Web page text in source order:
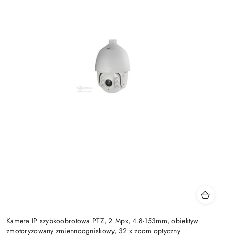
Kamera IP szybkoobrotowa PTZ, 2 Mpx, 4.8-153mm, obiektyw
zmotoryzowany zmiennoogniskowy, 32 x zoom optyczny